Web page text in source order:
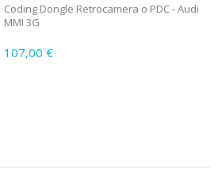
Coding Dongle Retrocamera o PDC - Audi
MMI 3G
107,00 €